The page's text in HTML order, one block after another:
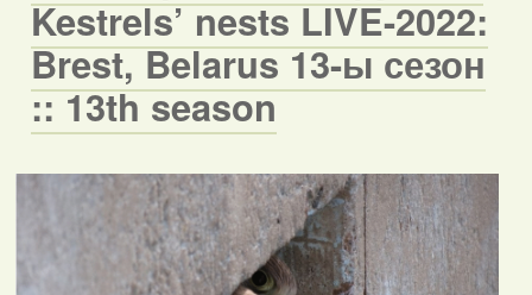
Kestrels’ nests LIVE-2022:
Brest, Belarus 13-ы сезон
:: 13th season